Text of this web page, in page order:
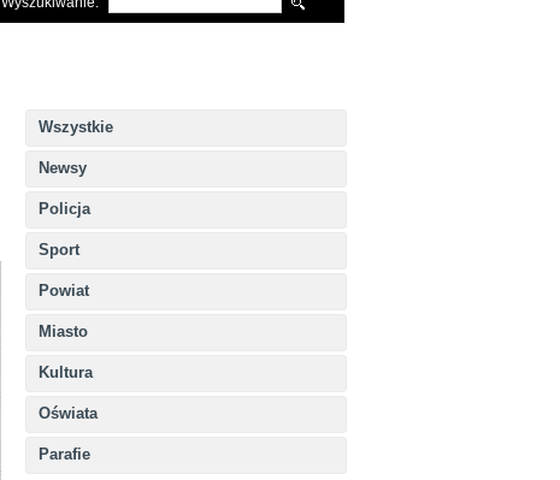
Wszystkie
Newsy
Policja
Sport
Powiat
Miasto
Kultura
Oświata
Parafie